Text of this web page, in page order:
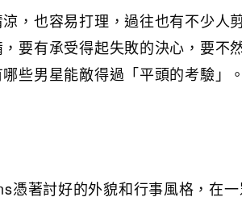
，也容易打理，過往也有不少人
要有承受得起失敗的決心，要不
些男星能敵得過「平頭的考驗」。
憑著討好的外貌和行事風格，在